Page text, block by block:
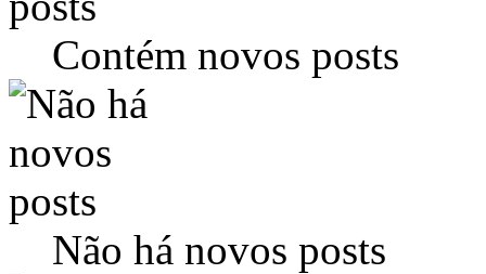
Contém novos posts
Não há novos posts